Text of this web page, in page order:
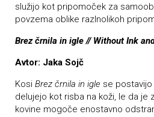
služijo kot pripomoček za
povzema oblike razlnolikoh
Brez črnila in igle // Without Ink
Avtor: Jaka Sojč
Kosi Brez črnila in igle se postavijo
delujejo kot risba na koži, le da je
kovine mogoče enostavno